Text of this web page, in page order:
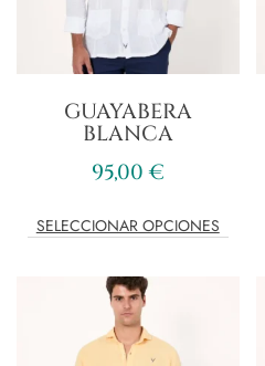
GUAYABERA
BLANCA
95,00€
SELECCIONAR OPCIONES